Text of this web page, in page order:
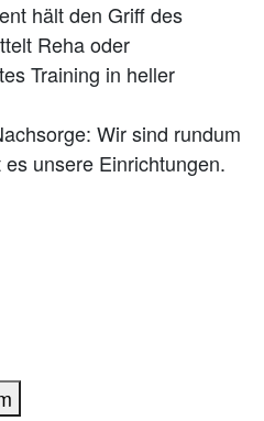
Wir sind rundum
unsere Einrichtungen.